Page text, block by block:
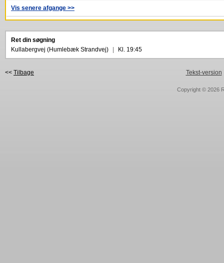
Vis senere afgange >>
Ret din søgning
Kullabergvej (Humlebæk Strandvej)
Kl. 19:45
<< Tilbage Tekst-version
Copyright © 2026